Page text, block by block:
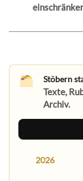
Stöbern
Texte,
Archiv.
2026